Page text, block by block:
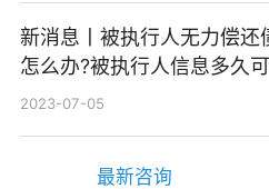
新消息丨被执行人无力偿还
怎么办?被执行人信息多久
消除?
2023-07-05
最新咨询